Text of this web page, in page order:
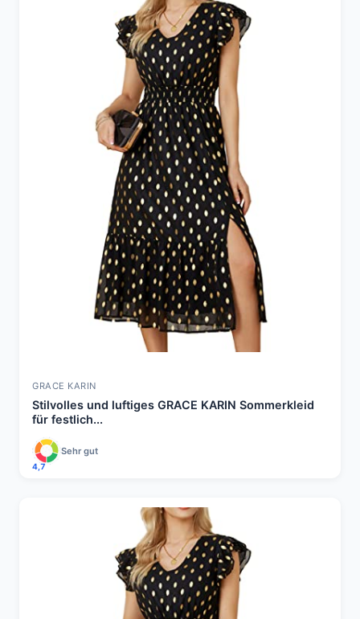
GRACE KARIN
Stilvolles und luftiges GRACE KARIN Sommerkleid
für festlich...
4,7
Sehr gut